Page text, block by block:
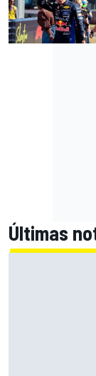
Últimas